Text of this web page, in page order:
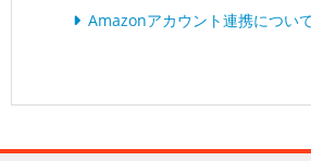
Amazonアカウント連携につい